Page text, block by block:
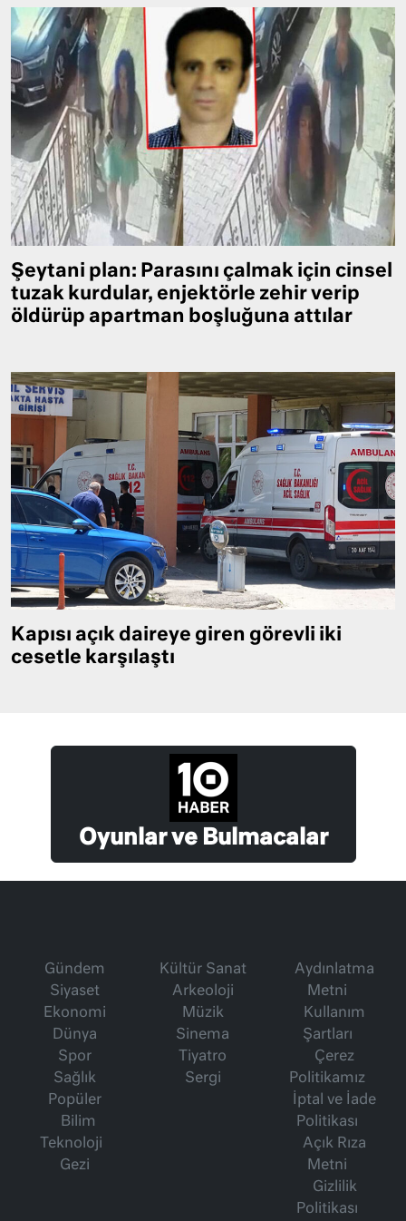
Şeytani plan: Parasını çalmak için cinsel
tuzak kurdular, enjektörle zehir verip
öldürüp apartman boşluğuna attılar
Kapısı açık daireye giren görevli iki
cesetle karşılaştı
Oyunlar ve Bulmacalar
Gündem
Siyaset
Ekonomi
Dünya
Spor
Sağlık
Popüler
Bilim
Teknoloji
Gezi
Kültür Sanat
Arkeoloji
Müzik
Sinema
Tiyatro
Sergi
Aydınlatma
Metni
Kullanım
Şartları
Çerez
Politikamız
İptal ve İade
Politikası
Açık Rıza
Metni
Gizlilik
Politikası